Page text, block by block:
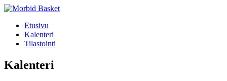
Etusivu
Kalenteri
Tilastointi
Kalenteri